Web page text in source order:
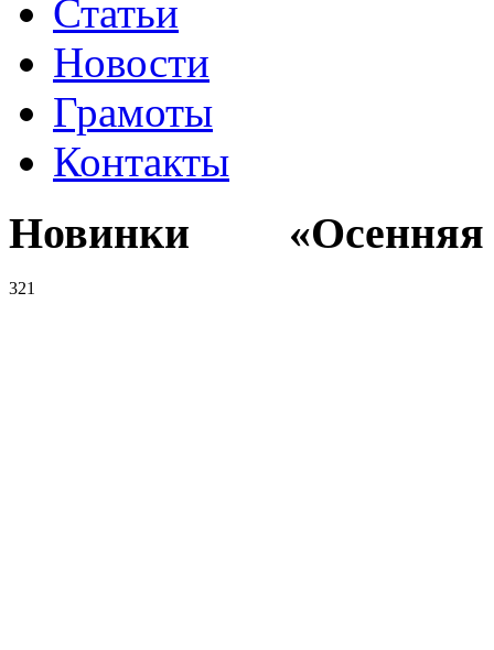
Статьи
Новости
Грамоты
Контакты
Новинки «Осенняя
321